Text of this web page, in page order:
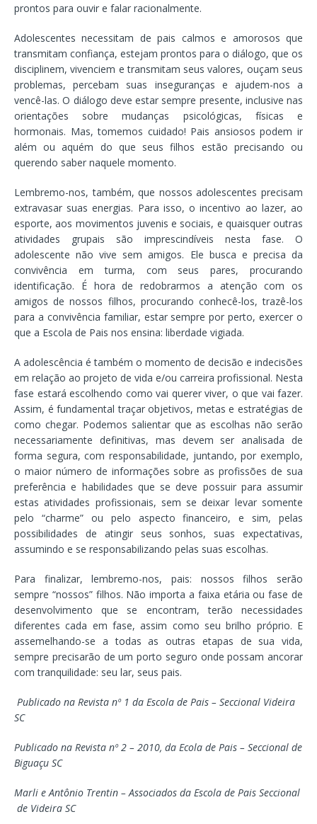
prontos para ouvir e falar racionalmente.
Adolescentes necessitam de pais calmos e amorosos que
transmitam confiança, estejam prontos para o diálogo, que os
disciplinem, vivenciem e transmitam seus valores, ouçam seus
problemas, percebam suas inseguranças e ajudem-nos a
vencê-las. O diálogo deve estar sempre presente, inclusive nas
orientações sobre mudanças psicológicas, físicas e
hormonais. Mas, tomemos cuidado! Pais ansiosos podem ir
além ou aquém do que seus filhos estão precisando ou
querendo saber naquele momento.
Lembremo-nos, também, que nossos adolescentes precisam
extravasar suas energias. Para isso, o incentivo ao lazer, ao
esporte, aos movimentos juvenis e sociais, e quaisquer outras
atividades grupais são imprescindíveis nesta fase. O
adolescente não vive sem amigos. Ele busca e precisa da
convivência em turma, com seus pares, procurando
identificação. É hora de redobrarmos a atenção com os
amigos de nossos filhos, procurando conhecê-los, trazê-los
para a convivência familiar, estar sempre por perto, exercer o
que a Escola de Pais nos ensina: liberdade vigiada.
A adolescência é também o momento de decisão e indecisões
em relação ao projeto de vida e/ou carreira profissional. Nesta
fase estará escolhendo como vai querer viver, o que vai fazer.
Assim, é fundamental traçar objetivos, metas e estratégias de
como chegar. Podemos salientar que as escolhas não serão
necessariamente definitivas, mas devem ser analisada de
forma segura, com responsabilidade, juntando, por exemplo,
o maior número de informações sobre as profissões de sua
preferência e habilidades que se deve possuir para assumir
estas atividades profissionais, sem se deixar levar somente
pelo “charme” ou pelo aspecto financeiro, e sim, pelas
possibilidades de atingir seus sonhos, suas expectativas,
assumindo e se responsabilizando pelas suas escolhas.
Para finalizar, lembremo-nos, pais: nossos filhos serão
sempre “nossos” filhos. Não importa a faixa etária ou fase de
desenvolvimento que se encontram, terão necessidades
diferentes cada em fase, assim como seu brilho próprio. E
assemelhando-se a todas as outras etapas de sua vida,
sempre precisarão de um porto seguro onde possam ancorar
com tranquilidade: seu lar, seus pais.
Publicado na Revista nº 1 da Escola de Pais – Seccional Videira
SC
Publicado na Revista nº 2 – 2010, da Ecola de Pais – Seccional de
Biguaçu SC
Marli e Antônio Trentin – Associados da Escola de Pais Seccional
de Videira SC